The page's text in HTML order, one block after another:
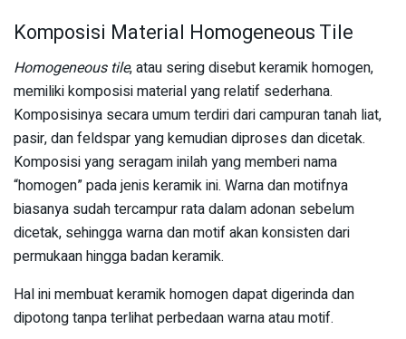
Komposisi Material Homogeneous Tile
Homogeneous tile, atau sering disebut keramik homogen,
memiliki komposisi material yang relatif sederhana.
Komposisinya secara umum terdiri dari campuran tanah liat,
pasir, dan feldspar yang kemudian diproses dan dicetak.
Komposisi yang seragam inilah yang memberi nama
“homogen” pada jenis keramik ini. Warna dan motifnya
biasanya sudah tercampur rata dalam adonan sebelum
dicetak, sehingga warna dan motif akan konsisten dari
permukaan hingga badan keramik.
Hal ini membuat keramik homogen dapat digerinda dan
dipotong tanpa terlihat perbedaan warna atau motif.